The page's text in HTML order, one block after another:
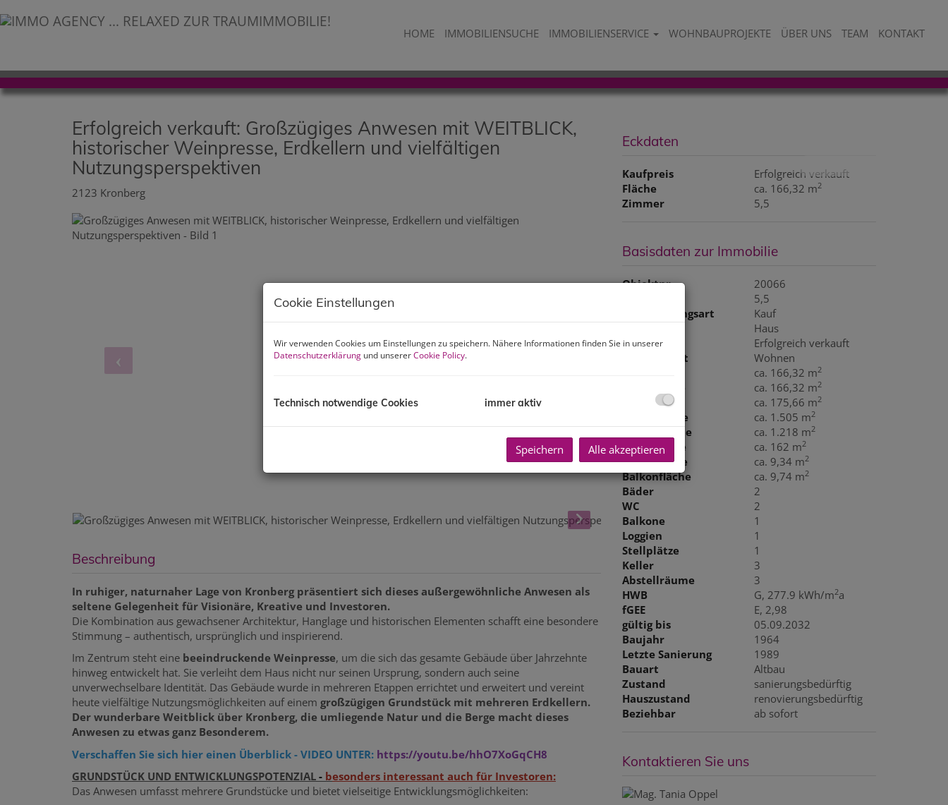
HOME IMMOBILIENSUCHE IMMOBILIENSERVICE WOHNBAUPROJEKTE ÜBER UNS TEAM KONTAKT
Erfolgreich verkauft: Großzügiges Anwesen mit WEITBLICK,
historischer Weinpresse, Erdkellern und vielfältigen
Nutzungsperspektiven
2123 Kronberg
Beschreibung
In ruhiger, naturnaher Lage von Kronberg präsentiert sich dieses außergewöhnliche Anwesen als
seltene Gelegenheit für Visionäre, Kreative und Investoren.
Die Kombination aus gewachsener Architektur, Hanglage und historischen Elementen schafft eine besondere
Stimmung – authentisch, ursprünglich und inspirierend.
Im Zentrum steht eine beeindruckende Weinpresse, um die sich das gesamte Gebäude über Jahrzehnte
hinweg entwickelt hat. Sie verleiht dem Haus nicht nur seinen Ursprung, sondern auch seine
unverwechselbare Identität. Das Gebäude wurde in mehreren Etappen errichtet und erweitert und vereint
heute vielfältige Nutzungsmöglichkeiten auf einem großzügigen Grundstück mit mehreren Erdkellern.
Der wunderbare Weitblick über Kronberg, die umliegende Natur und die Berge macht dieses
Anwesen zu etwas ganz Besonderem.
Verschaffen Sie sich hier einen Überblick - VIDEO UNTER: https://youtu.be/hhO7XoGqCH8
GRUNDSTÜCK UND ENTWICKLUNGSPOTENZIAL - besonders interessant auch für Investoren:
Das Anwesen umfasst mehrere Grundstücke und bietet vielseitige Entwicklungsmöglichkeiten:
Eckdaten
Kaufpreis
Erfolgreich verkauft
Fläche
ca. 166,32 m2
Zimmer 5,5
Basisdaten zur Immobilie
Objektnr.
20066
5,5
Vermarktungsart
Kauf
Haus
Kaufpreis
Erfolgreich verkauft
Nutzungsart
Wohnen
ca. 166,32 m2
ca. 166,32 m2
Nutzfläche ca. 175,66 m2
Grundfläche ca. 1.505 m2
Gartenfläche ca. 1.218 m2
Kellerfläche ca. 162 m2
Loggiafläche ca. 9,34 m2
Balkonfläche ca. 9,74 m2
Bäder
2
WC
2
Balkone
1
Loggien
1
Stellplätze
1
Keller
3
Abstellräume
3
HWB
G, 277.9 kWh/m2a
fGEE
E, 2,98
gültig bis
05.09.2032
Baujahr
1964
Letzte Sanierung
1989
Bauart
Altbau
Zustand
sanierungsbedürftig
Hauszustand
renovierungsbedürftig
Beziehbar
ab sofort
Kontaktieren Sie uns
Cookie Einstellungen
Wir verwenden Cookies um Einstellungen zu speichern. Nähere Informationen finden Sie in unserer
Datenschutzerklärung und unsererCookie Policy.
Technisch notwendige Cookies immer aktiv
Speichern Alle akzeptieren